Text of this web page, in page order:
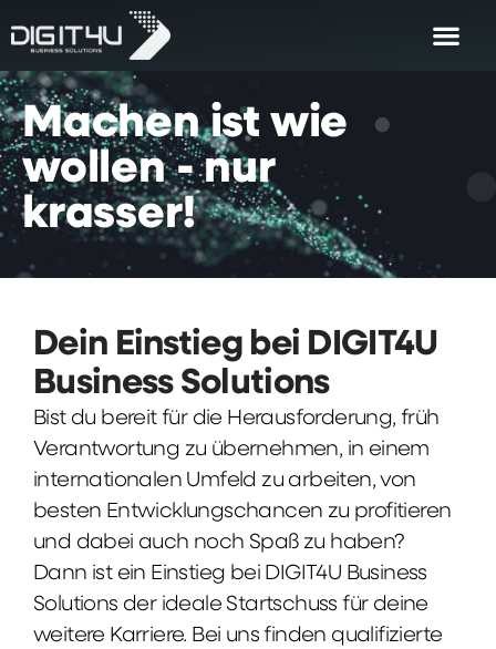
Machen ist wie
wollen - nur
krasser!
Dein Einstieg bei DIGIT4U
Business Solutions
Bist du bereit für die Herausforderung, früh
Verantwortung zu übernehmen, in einem
internationalen Umfeld zu arbeiten, von
besten Entwicklungschancen zu profitieren
und dabei auch noch Spaß zu haben?
Dann ist ein Einstieg bei DIGIT4U Business
Solutions der ideale Startschuss für deine
weitere Karriere. Bei uns finden qualifizierte